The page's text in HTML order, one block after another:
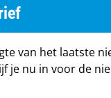
van het laatste
je nu in voor de